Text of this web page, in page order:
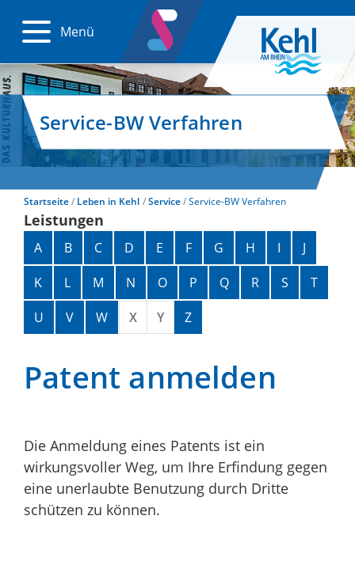
Menü
Service-BW Verfahren
Startseite Leben in Kehl Service Service-BW Verfahren
Leistungen
Alphabetisches Register überspringen
A B C D E F G H I
J
K
L M N O P Q R S
T
U
V W X Y Z
Patent anmelden
Die Anmeldung eines Patents ist ein
wirkungsvoller Weg, um Ihre Erfindung gegen
eine unerlaubte Benutzung durch Dritte
schützen zu können.